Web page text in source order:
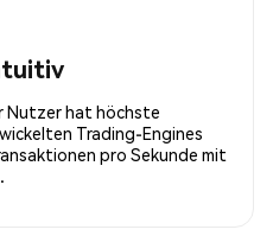
Nutzer hat höchste
Trading-Engines
pro Sekunde mit